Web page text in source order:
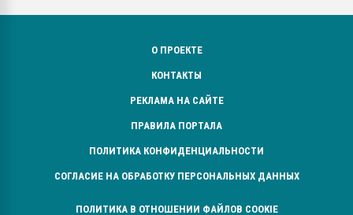
О ПРОЕКТЕ
КОНТАКТЫ
РЕКЛАМА НА САЙТЕ
ПРАВИЛА ПОРТАЛА
ПОЛИТИКА КОНФИДЕНЦИАЛЬНОСТИ
СОГЛАСИЕ НА ОБРАБОТКУ ПЕРСОНАЛЬНЫХ ДАННЫХ
ПОЛИТИКА В ОТНОШЕНИИ ФАЙЛОВ COOKIE